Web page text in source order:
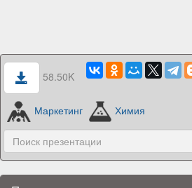
58.50K
Маркетинг Химия